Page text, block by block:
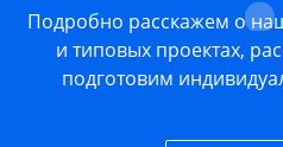
Подробно расскажем о
и типовых проектах,
подготовим